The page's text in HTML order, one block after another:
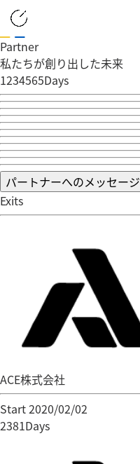
会社概要
人材教育
業務支援
環境開発
Partner
私たちが創り出した未来
1234565Days
パートナーへのメッセージ
Exits
ACE株式会社
Start 2020/02/02
2381Days